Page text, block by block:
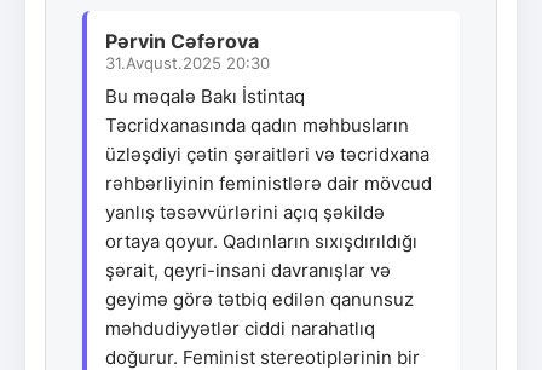
Pərvin Cəfərova
31.Avqust.2025 20:30
Bu məqalə Bakı İstintaq
Təcridxanasında qadın məhbusların
üzləşdiyi çətin şəraitləri və təcridxana
rəhbərliyinin feministlərə dair mövcud
yanlış təsəvvürlərini açıq şəkildə
ortaya qoyur. Qadınların sıxışdırıldığı
şərait, qeyri-insani davranışlar və
geyimə görə tətbiq edilən qanunsuz
məhdudiyyətlər ciddi narahatlıq
doğurur. Feminist stereotiplərinin bir